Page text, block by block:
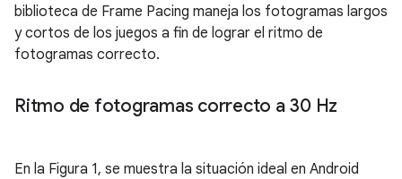
biblioteca de Frame Pacing maneja los fotogramas largos
y cortos de los juegos a fin de lograr el ritmo de
fotogramas correcto.
Ritmo de fotogramas correcto a 30 Hz
En la Figura 1, se muestra la situación ideal en Android